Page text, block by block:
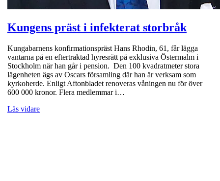
Kungens präst i infekterat storbråk
Kungabarnens konfirmationspräst Hans Rhodin, 61, får lägga
vantarna på en eftertraktad hyresrätt på exklusiva Östermalm i
Stockholm när han går i pension. Den 100 kvadratmeter stora
lägenheten ägs av Oscars församling där han är verksam som
kyrkoherde. Enligt Aftonbladet renoveras våningen nu för över
600 000 kronor. Flera medlemmar i…
Läs vidare